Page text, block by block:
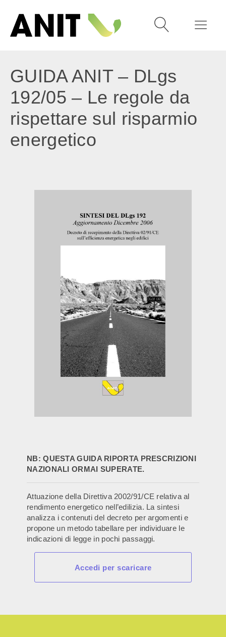
GUIDA ANIT – DLgs
192/05 – Le regole da
rispettare sul risparmio
energetico
NB: QUESTA GUIDA RIPORTA PRESCRIZIONI
NAZIONALI ORMAI SUPERATE.
Attuazione della Direttiva 2002/91/CE relativa al
rendimento energetico nell’edilizia. La sintesi
analizza i contenuti del decreto per argomenti e
propone un metodo tabellare per individuare le
indicazioni di legge in pochi passaggi.
Accedi per scaricare